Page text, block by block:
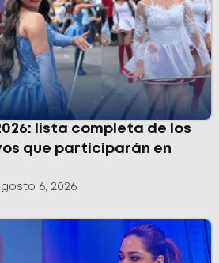
lista completa de los
que participarán en
6, 2026